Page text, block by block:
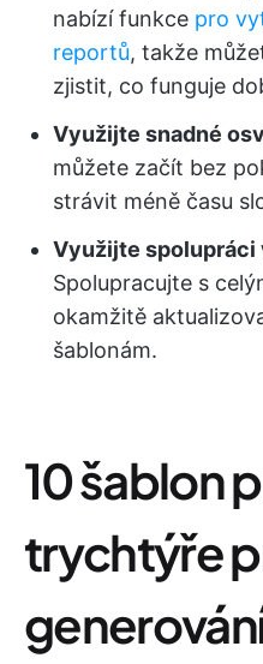
nabízí funkce pro
reportů, takže
zjistit, co funguje
Využijte snadné
můžete začít bez
strávit méně času
Využijte spolupráci
Spolupracujte s
okamžitě
šablonám.
10 šablon
trychtýře